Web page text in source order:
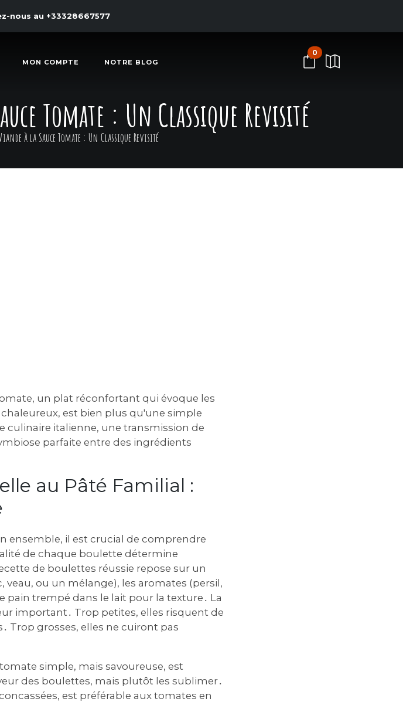
nous au +33328667577
MON COMPTE NOTRE BLOG
0
Tomate : Un Classique Revisité
à la Sauce Tomate : Un Classique Revisité
un plat réconfortant qui évoque les
est bien plus qu'une simple
culinaire italienne, une transmission de
parfaite entre des ingrédients
au Pâté Familial :
ensemble, il est crucial de comprendre
de chaque boulette détermine
de boulettes réussie repose sur un
ou un mélange), les aromates (persil,
pain trempé dans le lait pour la texture․ La
important․ Trop petites, elles risquent de
Trop grosses, elles ne cuiront pas
simple, mais savoureuse, est
des boulettes, mais plutôt les sublimer․
est préférable aux tomates en